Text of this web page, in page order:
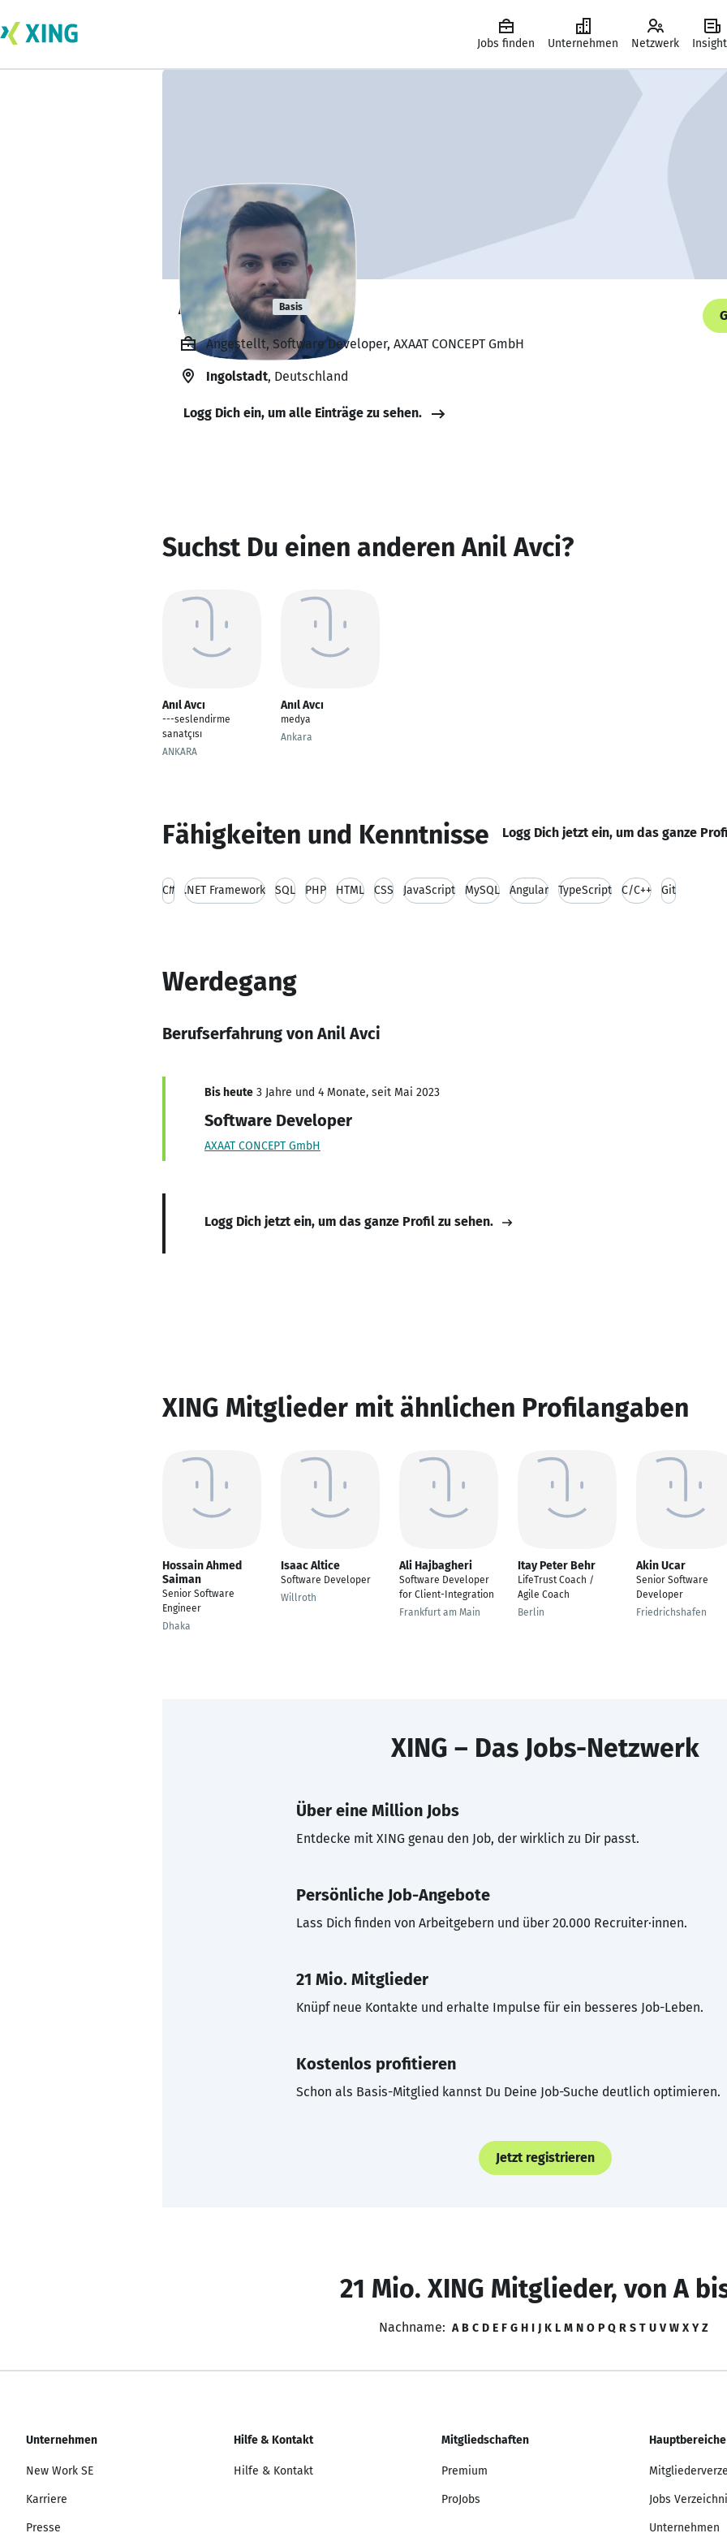
Jobs finden Unternehmen Netzwerk
Anil Avci Basis
Angestellt, Software Developer, AXAAT CONCEPT GmbH
Ingolstadt, Deutschland
Logg Dich ein, um alle Einträge zu sehen.
Suchst Du einen anderen Anil Avci?
Anıl Avcı
---seslendirme
sanatçısı
ANKARA
Anıl Avcı
medya
Ankara
Fähigkeiten und Kenntnisse Logg Dich jetzt ein, um das ganze
C# .NET Framework SQL PHP HTML CSS JavaScript MySQL Angular TypeScript C/C++ Git
Werdegang
Berufserfahrung von Anil Avci
Bis heute 3 Jahre und 4 Monate, seit Mai 2023
Software Developer
AXAAT CONCEPT GmbH
Logg Dich jetzt ein, um das ganze Profil zu sehen.
XING Mitglieder mit ähnlichen Profilangaben
Hossain Ahmed
Saiman
Senior Software
Engineer
Dhaka
Isaac Altice
Software Developer
Willroth
Ali Hajbagheri
Software Developer
for Client-Integration
Frankfurt am Main
Itay Peter Behr
LifeTrust Coach /
Agile Coach
Berlin
Akin Ucar
Senior Software
Developer
Friedrichshafen
XING – Das Jobs-Netzwerk
Über eine Million Jobs
Entdecke mit XING genau den Job, der wirklich zu Dir passt.
Persönliche Job-Angebote
Lass Dich finden von Arbeitgebern und über 20.000 Recruiter·innen.
21 Mio. Mitglieder
Knüpf neue Kontakte und erhalte Impulse für ein besseres Job-Leben.
Kostenlos profitieren
Schon als Basis-Mitglied kannst Du Deine Job-Suche deutlich optimieren.
Jetzt registrieren
21 Mio. XING Mitglieder, von A
Nachname: A B C D E F G H I J K L M N O P Q R S T U V W X Y Z
Unternehmen
New Work SE
Karriere
Presse
Hilfe & Kontakt
Hilfe & Kontakt
Mitgliedschaften
Premium
ProJobs
Hauptbereiche
Jobs
Unternehmen